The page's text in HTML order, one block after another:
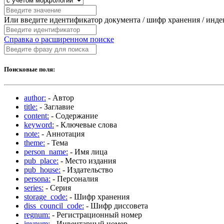
Или введите идентификатор документа / шифр хранения /
Справка о расширенном поиске
Поисковые поля:
author: - Автор
title: - Заглавие
content: - Содержание
keyword: - Ключевые слова
note: - Аннотация
theme: - Тема
person_name: - Имя лица
pub_place: - Место издания
pub_house: - Издательство
persona: - Персоналия
series: - Серия
storage_code: - Шифр хранения
diss_council_code: - Шифр диссовета
regnum: - Регистрационный номер